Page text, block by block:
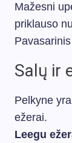
Mažesni
priklauso
Salų ir
Pelkyne yra
ežerai.
Leegu